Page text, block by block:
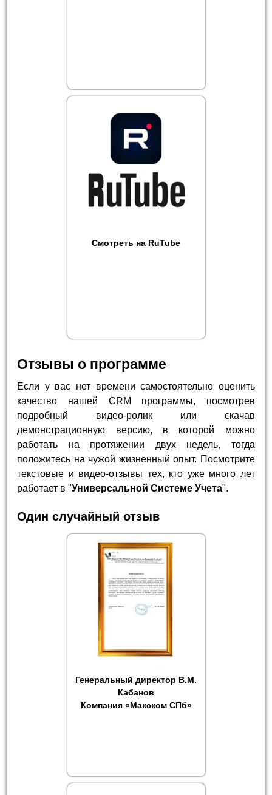
Смотреть на RuTube
Отзывы о программе
Если у вас нет времени самостоятельно оценить
качество нашей CRM программы, посмотрев
подробный видео-ролик или скачав
демонстрационную версию, в которой можно
работать на протяжении двух недель, тогда
положитесь на чужой жизненный опыт. Посмотрите
текстовые и видео-отзывы тех, кто уже много лет
работает в "Универсальной Системе Учета".
Один случайный отзыв
Генеральный директор В.М.
Кабанов
Компания «Макском СПб»